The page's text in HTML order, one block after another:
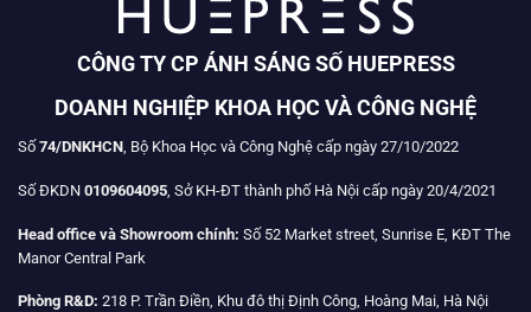
CÔNG TY CP ÁNH SÁNG SỐ HUEPRESS
DOANH NGHIỆP KHOA HỌC VÀ CÔNG NGHỆ
Số 74/DNKHCN, Bộ Khoa Học và Công Nghệ cấp ngày 27/10/2022
Số ĐKDN 0109604095, Sở KH-ĐT thành phố Hà Nội cấp ngày 20/4/2021
Head office và Showroom chính: Số 52 Market street, Sunrise E, KĐT The
Manor Central Park
Phòng R&D: 218 P. Trần Điền, Khu đô thị Định Công, Hoàng Mai, Hà Nội